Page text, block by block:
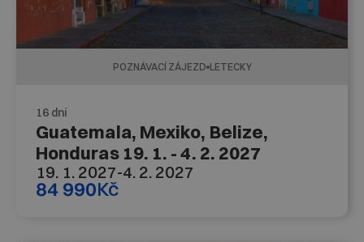
POZNÁVACÍ ZÁJEZD LETECKY
16 dní
Guatemala, Mexiko, Belize,
Honduras 19. 1. - 4. 2. 2027
19. 1. 2027-4. 2. 2027
84 990Kč